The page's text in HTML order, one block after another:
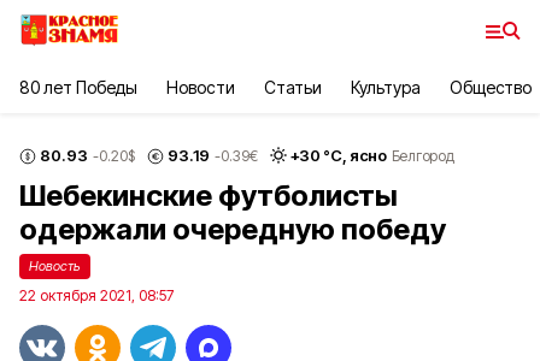
80 лет Победы Новости Статьи Культура Общество
80.93 -0.20$ 93.19 -0.39€ +30 °С, ясно Белгород
Шебекинские футболисты
одержали очередную победу
Новость
22 октября 2021, 08:57